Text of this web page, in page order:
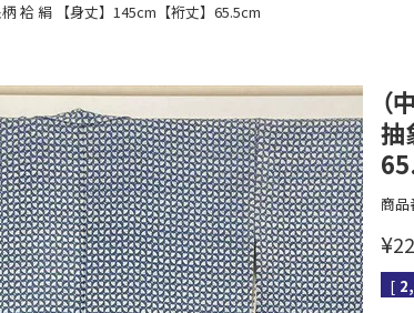
袷 絹 【身丈】145cm【裄丈】65.5cm
（
抽
商品
¥
[